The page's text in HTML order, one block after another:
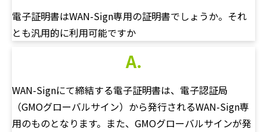
電子証明書はWAN-Sign専用の証明書でしょうか。それ
とも汎用的に利用可能ですか
A.
WAN-Signにて締結する電子証明書は、電子認証局
（GMOグローバルサイン）から発行されるWAN-Sign専
用のものとなります。また、GMOグローバルサインが発